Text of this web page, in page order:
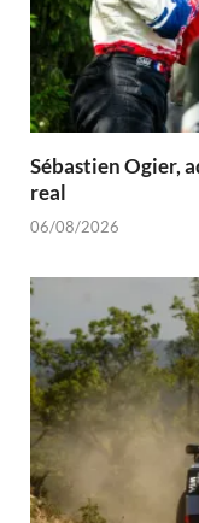
Sébastien Ogier,
real
06/08/2026